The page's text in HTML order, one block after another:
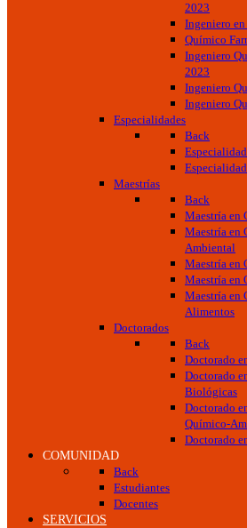
2023
Ingeniero
Químico
Ingeniero
2023
Ingeniero
Ingeniero
Especialidades
Back
Maestrías
Back
Maestría en
Maestría en
Ambiental
Maestría en
Maestría en
Maestría en
Alimentos
Doctorados
Back
Doctorado
Doctorado
Biológicas
Doctorado
Químico-
Doctorado
COMUNIDAD
Back
Estudiantes
Docentes
SERVICIOS